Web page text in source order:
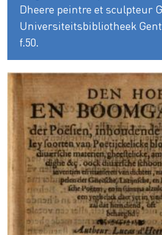
Dheere peintre et sculpteur
Universiteitsbibliotheek
f.50.